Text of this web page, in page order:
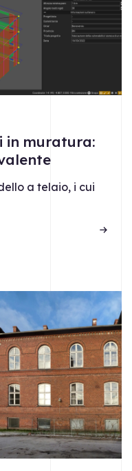
in muratura:
a telaio, i cui